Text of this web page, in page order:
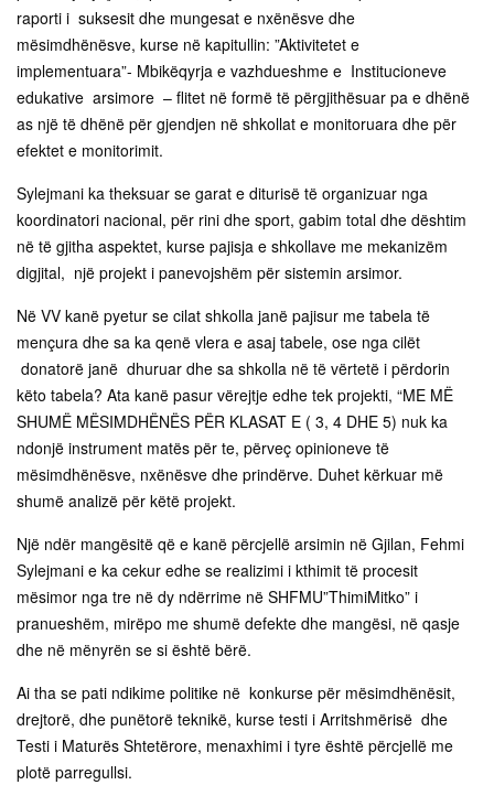
raporti i suksesit dhe mungesat e nxënësve dhe
mësimdhënësve, kurse në kapitullin: ”Aktivitetet e
implementuara”- Mbikëqyrja e vazhdueshme e Institucioneve
edukative arsimore – flitet në formë të përgjithësuar pa e dhënë
as një të dhënë për gjendjen në shkollat e monitoruara dhe për
efektet e monitorimit.
Sylejmani ka theksuar se garat e diturisë të organizuar nga
koordinatori nacional, për rini dhe sport, gabim total dhe dështim
në të gjitha aspektet, kurse pajisja e shkollave me mekanizëm
digjital, një projekt i panevojshëm për sistemin arsimor.
Në VV kanë pyetur se cilat shkolla janë pajisur me tabela të
mençura dhe sa ka qenë vlera e asaj tabele, ose nga cilët
donatorë janë dhuruar dhe sa shkolla në të vërtetë i përdorin
këto tabela? Ata kanë pasur vërejtje edhe tek projekti, “ME MË
SHUMË MËSIMDHËNËS PËR KLASAT E ( 3, 4 DHE 5) nuk ka
ndonjë instrument matës për te, përveç opinioneve të
mësimdhënësve, nxënësve dhe prindërve. Duhet kërkuar më
shumë analizë për këtë projekt.
Një ndër mangësitë që e kanë përcjellë arsimin në Gjilan, Fehmi
Sylejmani e ka cekur edhe se realizimi i kthimit të procesit
mësimor nga tre në dy ndërrime në SHFMU”ThimiMitko” i
pranueshëm, mirëpo me shumë defekte dhe mangësi, në qasje
dhe në mënyrën se si është bërë.
Ai tha se pati ndikime politike në konkurse për mësimdhënësit,
drejtorë, dhe punëtorë teknikë, kurse testi i Arritshmërisë dhe
Testi i Maturës Shtetërore, menaxhimi i tyre është përcjellë me
plotë parregullsi.